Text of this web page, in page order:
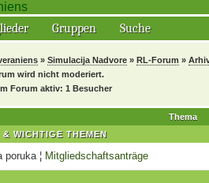
Gruppen Suche
» Simulacija Nadvore » RL-Forum »
wird nicht moderiert.
Forum aktiv: 1 Besucher
Thema
WICHTIGE THEMEN
poruka ¦ Mitgliedschaftsanträge